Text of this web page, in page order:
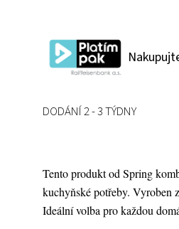
Tento produkt od Spring
kuchyňské potřeby. Vyroben
Ideální volba pro každou
DODÁNÍ 2 - 3 TÝDNY